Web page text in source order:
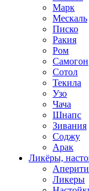
Марк
Мескаль
Писко
Ракия
Ром
Самогон
Сотол
Текила
Узо
Чача
Шнапс
Зивания
Соджу
Арак
Ликёры,
Ликеры